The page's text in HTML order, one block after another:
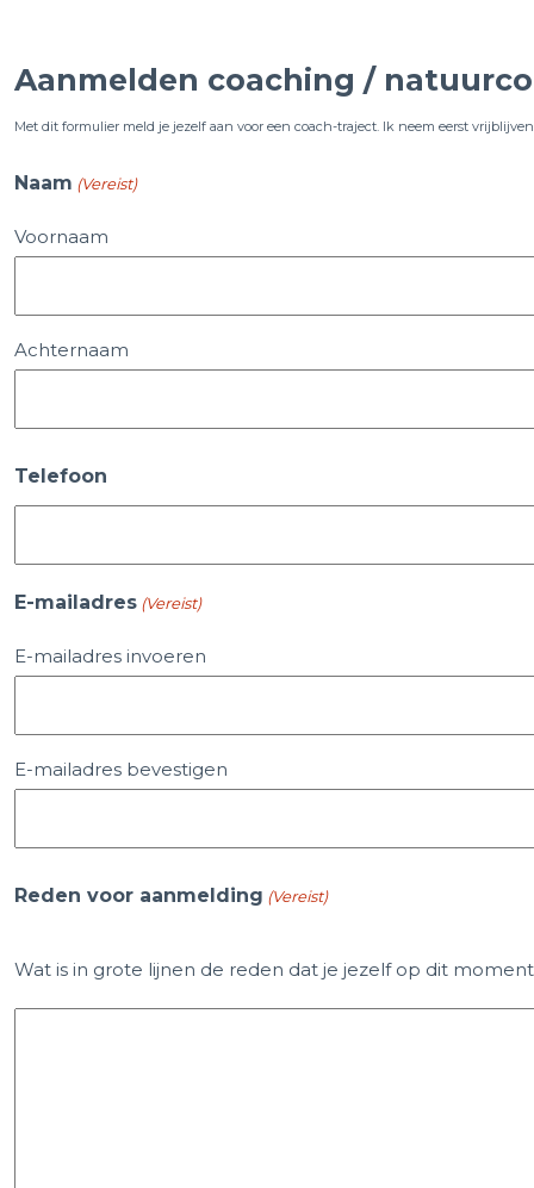
Aanmelden coaching /
Met dit formulier meld je jezelf aan voor een coach-traject. Ik neem eerst
Naam (Vereist)
Voornaam
Achternaam
Telefoon
E-mailadres (Vereist)
E-mailadres invoeren
E-mailadres bevestigen
Reden voor aanmelding (Vereist)
Wat is in grote lijnen de reden dat je jezelf op dit